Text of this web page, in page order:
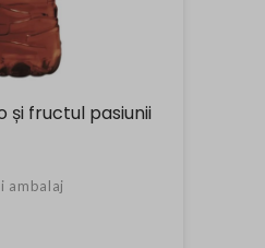
și fructul pasiunii
ambalaj